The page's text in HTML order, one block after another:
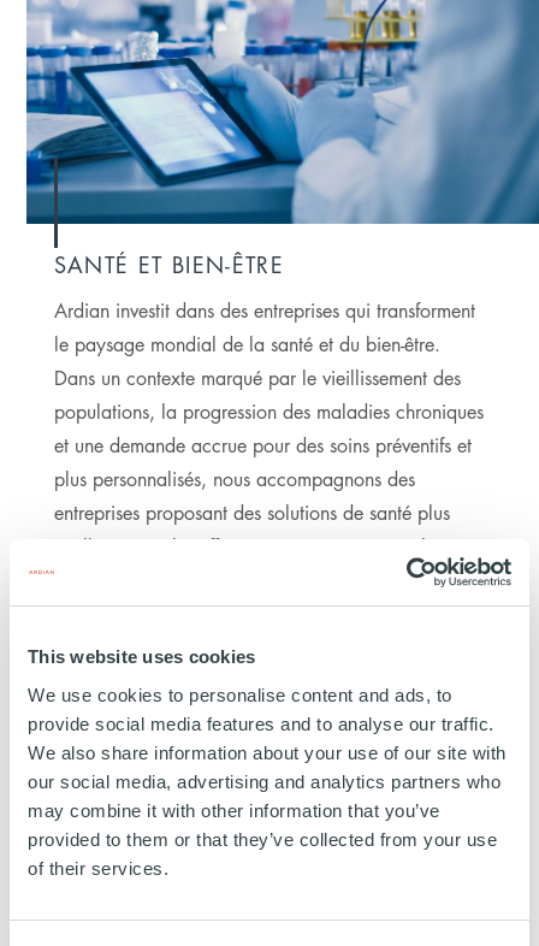
This website uses cookies
We use cookies to personalise content and ads, to
provide social media features and to analyse our traffic.
We also share information about your use of our site with
our social media, advertising and analytics partners who
may combine it with other information that you’ve
provided to them or that they’ve collected from your use
of their services.
SANTÉ ET BIEN-ÊTRE
Ardian investit dans des entreprises qui transforment
le paysage mondial de la santé et du bien-être.
Dans un contexte marqué par le vieillissement des
populations, la progression des maladies chroniques
et une demande accrue pour des soins préventifs et
plus personnalisés, nous accompagnons des
entreprises proposant des solutions de santé plus
intelligentes, plus efficientes et orientées vers les
résultats. Ardian s’associe à des leaders de leur
catégorie qui stimulent l’innovation, l’efficacité et
une croissance durable dans la manière dont les
expérimentés.
3.4MDs€ INVESTIS